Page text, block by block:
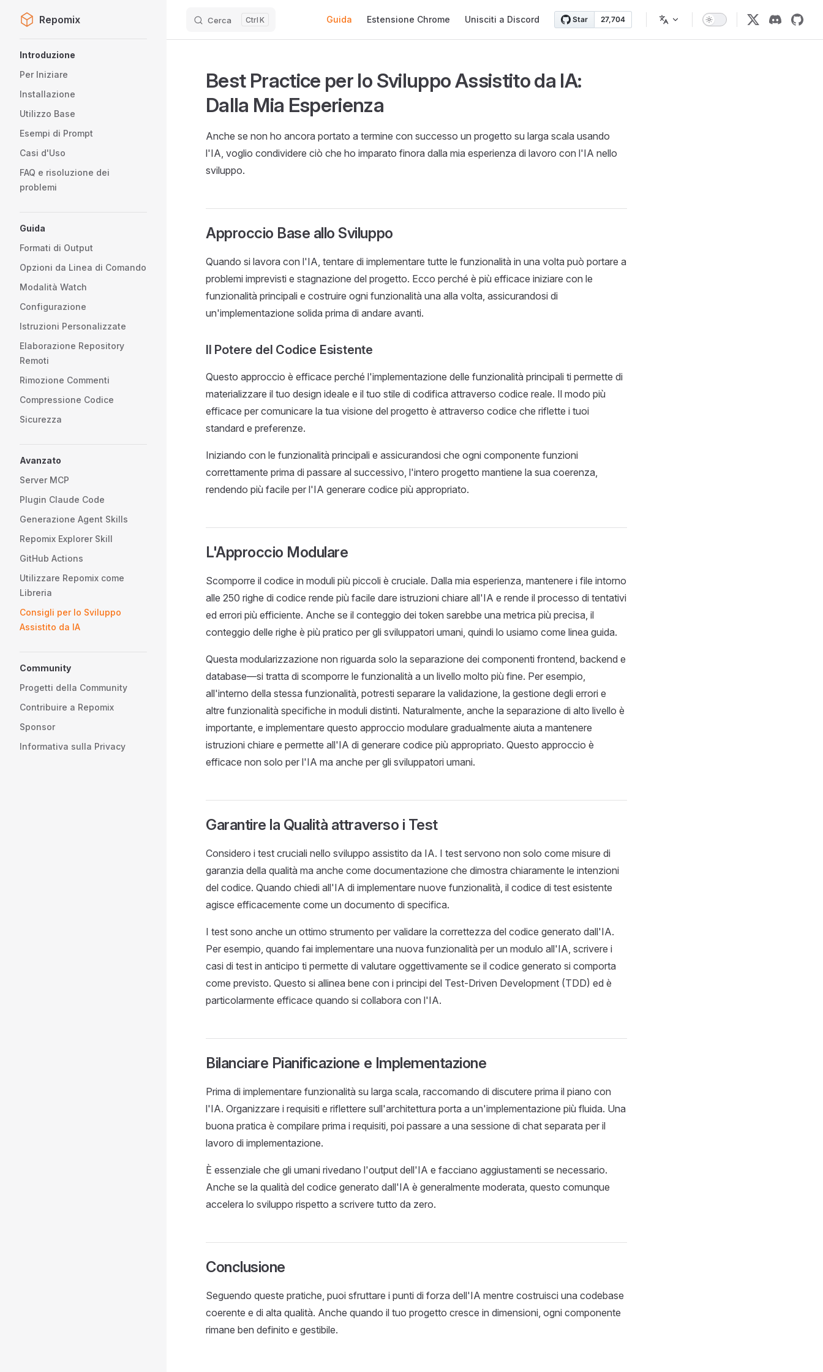
Skip to content
Repomix Cerca K Guida Estensione Chrome Unisciti a Discord
Introduzione
Per Iniziare
Installazione
Utilizzo Base
Esempi di Prompt
Casi d'Uso
FAQ e risoluzione dei
problemi
Guida
Formati di Output
Opzioni da Linea di Comando
Modalità Watch
Configurazione
Istruzioni Personalizzate
Elaborazione Repository
Remoti
Rimozione Commenti
Compressione Codice
Sicurezza
Avanzato
Server MCP
Plugin Claude Code
Generazione Agent Skills
Repomix Explorer Skill
GitHub Actions
Utilizzare Repomix come
Libreria
Consigli per lo Sviluppo
Assistito da IA
Community
Progetti della Community
Contribuire a Repomix
Sponsor
Informativa sulla Privacy
Best Practice per lo Sviluppo Assistito da IA:
Dalla Mia Esperienza
Anche se non ho ancora portato a termine con successo un progetto su larga scala usando
l'IA, voglio condividere ciò che ho imparato finora dalla mia esperienza di lavoro con l'IA nello
sviluppo.
Approccio Base allo Sviluppo
Quando si lavora con l'IA, tentare di implementare tutte le funzionalità in una volta può portare a
problemi imprevisti e stagnazione del progetto. Ecco perché è più efficace iniziare con le
funzionalità principali e costruire ogni funzionalità una alla volta, assicurandosi di
un'implementazione solida prima di andare avanti.
Il Potere del Codice Esistente
Questo approccio è efficace perché l'implementazione delle funzionalità principali ti permette di
materializzare il tuo design ideale e il tuo stile di codifica attraverso codice reale. Il modo più
efficace per comunicare la tua visione del progetto è attraverso codice che riflette i tuoi
standard e preferenze.
Iniziando con le funzionalità principali e assicurandosi che ogni componente funzioni
correttamente prima di passare al successivo, l'intero progetto mantiene la sua coerenza,
rendendo più facile per l'IA generare codice più appropriato.
L'Approccio Modulare
Scomporre il codice in moduli più piccoli è cruciale. Dalla mia esperienza, mantenere i file intorno
alle 250 righe di codice rende più facile dare istruzioni chiare all'IA e rende il processo di tentativi
ed errori più efficiente. Anche se il conteggio dei token sarebbe una metrica più precisa, il
conteggio delle righe è più pratico per gli sviluppatori umani, quindi lo usiamo come linea guida.
Questa modularizzazione non riguarda solo la separazione dei componenti frontend, backend e
database—si tratta di scomporre le funzionalità a un livello molto più fine. Per esempio,
all'interno della stessa funzionalità, potresti separare la validazione, la gestione degli errori e
altre funzionalità specifiche in moduli distinti. Naturalmente, anche la separazione di alto livello è
importante, e implementare questo approccio modulare gradualmente aiuta a mantenere
istruzioni chiare e permette all'IA di generare codice più appropriato. Questo approccio è
efficace non solo per l'IA ma anche per gli sviluppatori umani.
Garantire la Qualità attraverso i Test
Considero i test cruciali nello sviluppo assistito da IA. I test servono non solo come misure di
garanzia della qualità ma anche come documentazione che dimostra chiaramente le intenzioni
del codice. Quando chiedi all'IA di implementare nuove funzionalità, il codice di test esistente
agisce efficacemente come un documento di specifica.
I test sono anche un ottimo strumento per validare la correttezza del codice generato dall'IA.
Per esempio, quando fai implementare una nuova funzionalità per un modulo all'IA, scrivere i
casi di test in anticipo ti permette di valutare oggettivamente se il codice generato si comporta
come previsto. Questo si allinea bene con i principi del Test-Driven Development (TDD) ed è
particolarmente efficace quando si collabora con l'IA.
Bilanciare Pianificazione e Implementazione
Prima di implementare funzionalità su larga scala, raccomando di discutere prima il piano con
l'IA. Organizzare i requisiti e riflettere sull'architettura porta a un'implementazione più fluida. Una
buona pratica è compilare prima i requisiti, poi passare a una sessione di chat separata per il
lavoro di implementazione.
È essenziale che gli umani rivedano l'output dell'IA e facciano aggiustamenti se necessario.
Anche se la qualità del codice generato dall'IA è generalmente moderata, questo comunque
accelera lo sviluppo rispetto a scrivere tutto da zero.
Conclusione
Seguendo queste pratiche, puoi sfruttare i punti di forza dell'IA mentre costruisci una codebase
coerente e di alta qualità. Anche quando il tuo progetto cresce in dimensioni, ogni componente
rimane ben definito e gestibile.